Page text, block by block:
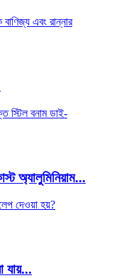
অ্যালুমিনিয়াম...
যায়...